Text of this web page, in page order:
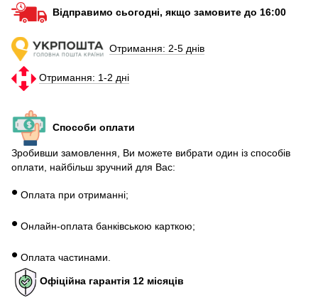
Відправимо сьогодні, якщо замовите до 16:00
Отримання: 2-5 днів
Отримання: 1-2 дні
Способи оплати
Зробивши замовлення, Ви можете вибрати один із способів
оплати, найбільш зручний для Вас:
• Оплата при отриманні;
• Онлайн-оплата банківською карткою;
• Оплата частинами.
Офіційна гарантія 12 місяців